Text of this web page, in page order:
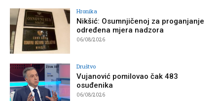
Hronika
Nikšić: Osumnjičenoj za proganjanje
određena mjera nadzora
06/08/2026
Društvo
Vujanović pomilovao čak 483
osuđenika
06/08/2026